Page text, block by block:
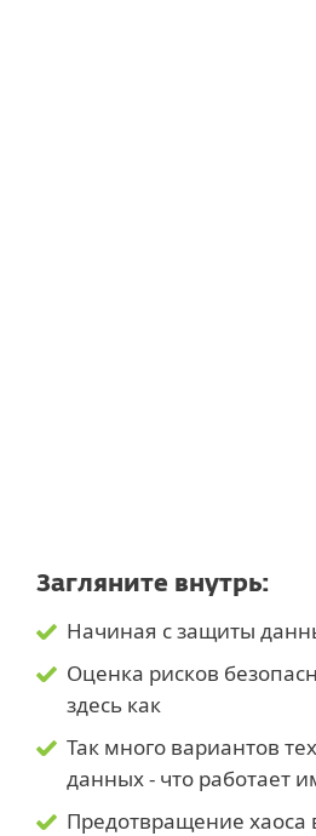
Загляните внутрь:
Начиная с защиты
Оценка рисков
здесь как
Так много вариантов
данных - что работает
Предотвращение хаоса